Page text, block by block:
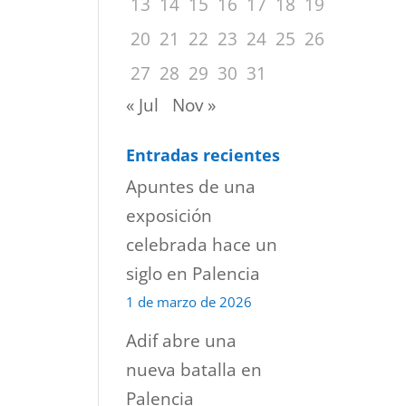
20 21 22 23 24 25 26
27 28 29 30 31
« Jul
Nov »
Entradas recientes
Apuntes de una
exposición
celebrada hace un
siglo en Palencia
1 de marzo de 2026
Adif abre una
nueva batalla en
Palencia